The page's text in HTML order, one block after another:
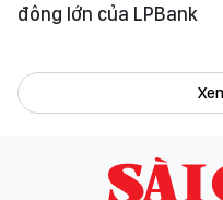
đông lớn của LPBank